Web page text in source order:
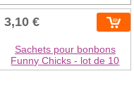
3,10 €
Sachets pour bonbons
Funny Chicks - lot de 10